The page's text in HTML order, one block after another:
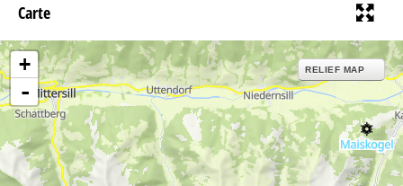
Carte
+
-
RELIEF MAP